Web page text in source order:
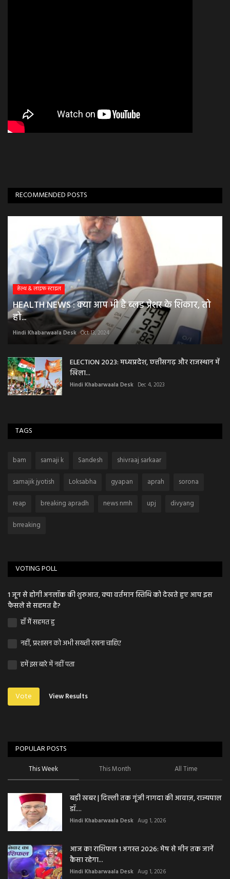
RECOMMENDED POSTS
हेल्थ & लाइफ स्टाइल
HEALTH NEWS : क्या आप भी है ब्लड प्रेशर के शिकार, तो
हो...
Hindi Khabarwaala Desk Oct 13, 2024
ELECTION 2023: मध्यप्रदेश, छत्तीसगढ़ और राजस्थान में
खिला...
Hindi Khabarwaala Desk Dec 4, 2023
TAGS
bam samaji k Sandesh
shivraaj sarkaar
samajik jyotish
Loksabha gyapan aprah
sorona
reap
breaking apradh news nmh upj
divyang
brreaking
VOTING POLL
1 जून से होगी अनलॉक की शुरुआत, क्या वर्तमान स्तिथि को देखते हुए आप इस
फैसले से सहमत है?
हाँ मैं सहमत हु
नहीं, प्रशासन को अभी सख्ती रखना चाहिए
हमें इस बारे में नहीं पता
Vote View Results
POPULAR POSTS
This Week This Month All Time
बड़ी खबर | दिल्ली तक गूंजी नागदा की आवाज़, राज्यपाल
डॉ....
Hindi Khabarwaala Desk Aug 1, 2026
आज का राशिफल 1 अगस्त 2026: मेष से मीन तक जानें
कैसा रहेगा...
Hindi Khabarwaala Desk Aug 1, 2026